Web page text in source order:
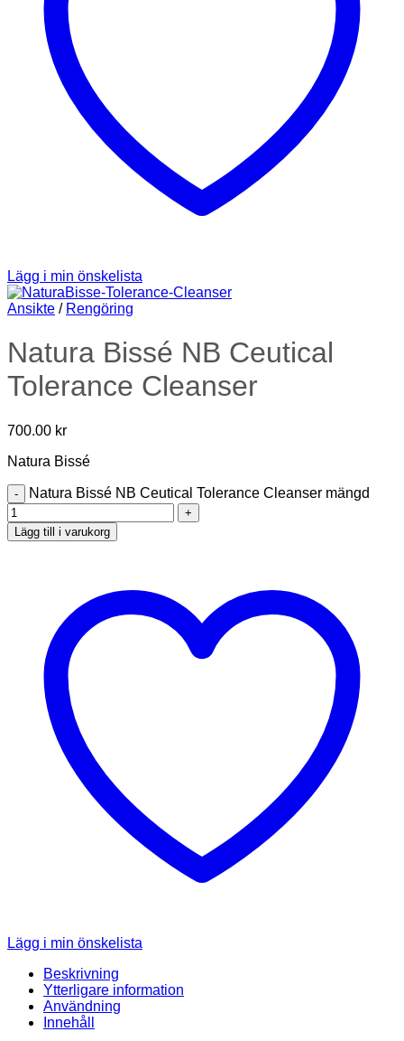
Lägg i min önskelista
Ansikte / Rengöring
Natura Bissé NB Ceutical
Tolerance Cleanser
700.00 kr
Natura Bissé
Natura Bissé NB Ceutical Tolerance Cleanser mängd
Lägg till i varukorg
Lägg i min önskelista
Beskrivning
Ytterligare information
Användning
Innehåll